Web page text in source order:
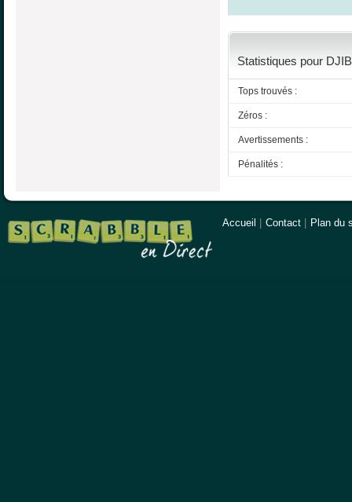
Statistiques pour
Tops trouvés :
Zéros :
Avertissements :
Pénalités :
Accueil Contact Plan du